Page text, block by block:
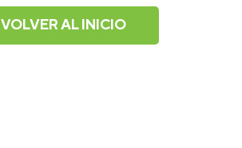
VOLVER AL INICIO